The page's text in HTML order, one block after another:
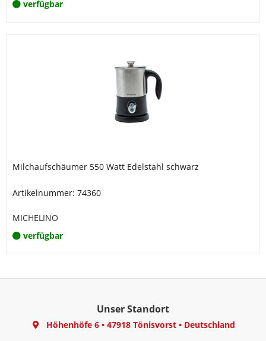
verfügbar
Milchaufschäumer 550 Watt Edelstahl schwarz
Artikelnummer: 74360
MICHELINO
verfügbar
Unser Standort
Höhenhöfe 6• 47918 Tönisvorst• Deutschland